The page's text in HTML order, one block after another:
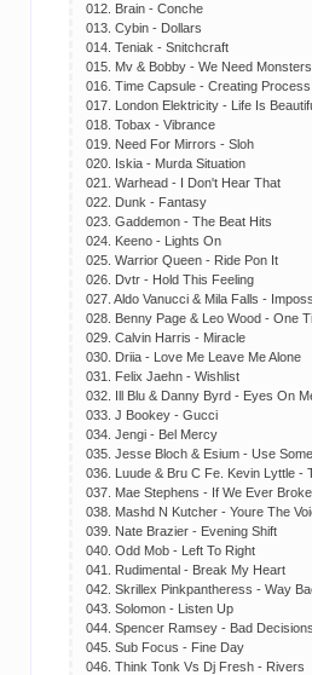
012. Brain - Conche
013. Cybin - Dollars
014. Teniak - Snitchcraft
015. Mv & Bobby - We Need Monsters
016. Time Capsule - Creating Process
017. London Elektricity - Life Is
018. Tobax - Vibrance
019. Need For Mirrors - Sloh
020. Iskia - Murda Situation
021. Warhead - I Don't Hear That
022. Dunk - Fantasy
023. Gaddemon - The Beat Hits
024. Keeno - Lights On
025. Warrior Queen - Ride Pon It
026. Dvtr - Hold This Feeling
027. Aldo Vanucci & Mila Falls -
028. Benny Page & Leo Wood - One
029. Calvin Harris - Miracle
030. Driia - Love Me Leave Me Alone
031. Felix Jaehn - Wishlist
032. Ill Blu & Danny Byrd - Eyes On
033. J Bookey - Gucci
034. Jengi - Bel Mercy
035. Jesse Bloch & Esium - Use
036. Luude & Bru C Fe. Kevin Lyttle -
037. Mae Stephens - If We Ever
038. Mashd N Kutcher - Youre The
039. Nate Brazier - Evening Shift
040. Odd Mob - Left To Right
041. Rudimental - Break My Heart
042. Skrillex Pinkpantheress - Way
043. Solomon - Listen Up
044. Spencer Ramsey - Bad
045. Sub Focus - Fine Day
046. Think Tonk Vs Dj Fresh - Rivers